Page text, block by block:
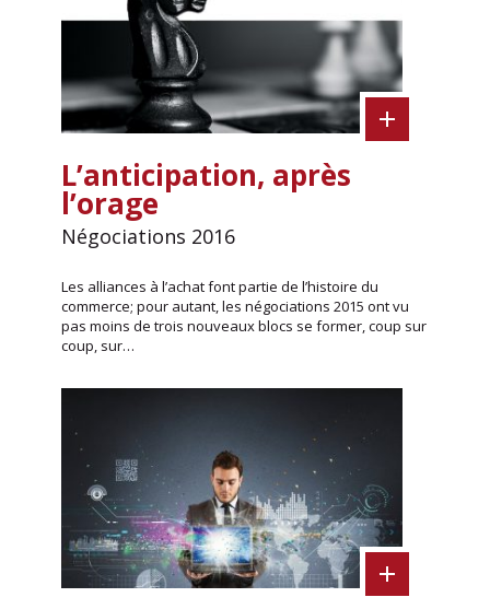
L’anticipation, après
l’orage
Négociations 2016
Les alliances à l’achat font partie de l’histoire du
commerce; pour autant, les négociations 2015 ont vu
pas moins de trois nouveaux blocs se former, coup sur
coup, sur…